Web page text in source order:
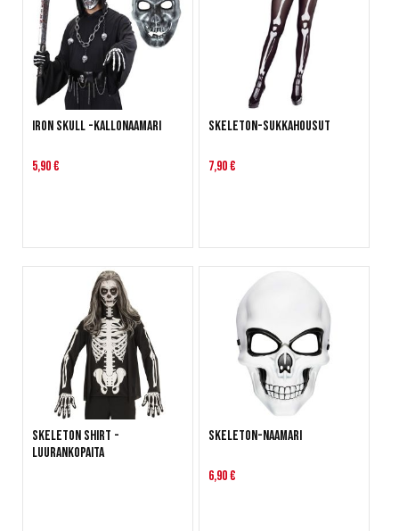
Iron Skull -kallonaamari
5,90 €
Skeleton-sukkahousut
7,90 €
Skeleton shirt -
luurankopaita
Skeleton-naamari
6,90 €